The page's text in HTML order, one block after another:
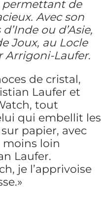
permettant de
Avec son
ou d’Asie,
Joux, au Locle
Arrigoni-Laufer.
de cristal,
Laufer et
tout
qui embellit les
papier, avec
moins loin
Laufer.
je l’apprivoise